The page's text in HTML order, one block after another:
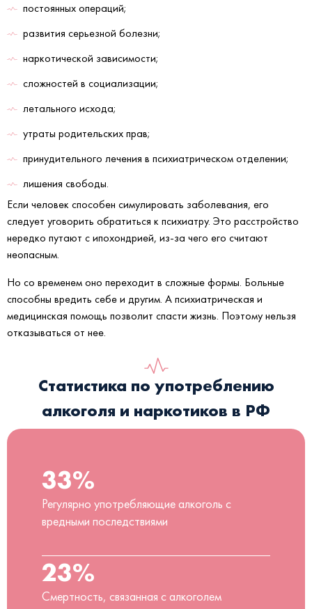
постоянных операций;
развития серьезной болезни;
наркотической зависимости;
сложностей в социализации;
летального исхода;
утраты родительских прав;
принудительного лечения в психиатрическом отделении;
лишения свободы.
Если человек способен симулировать заболевания, его
следует уговорить обратиться к психиатру. Это расстройство
нередко путают с ипохондрией, из-за чего его считают
неопасным.
Но со временем оно переходит в сложные формы. Больные
способны вредить себе и другим. А психиатрическая и
медицинская помощь позволит спасти жизнь. Поэтому нельзя
отказываться от нее.
Статистика по употреблению
алкоголя и наркотиков в РФ
33%
Регулярно употребляющие алкоголь с
вредными последствиями
23%
Смертность, связанная с алкоголем